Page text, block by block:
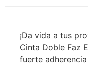
¡Da vida a tus
Cinta Doble Faz
fuerte